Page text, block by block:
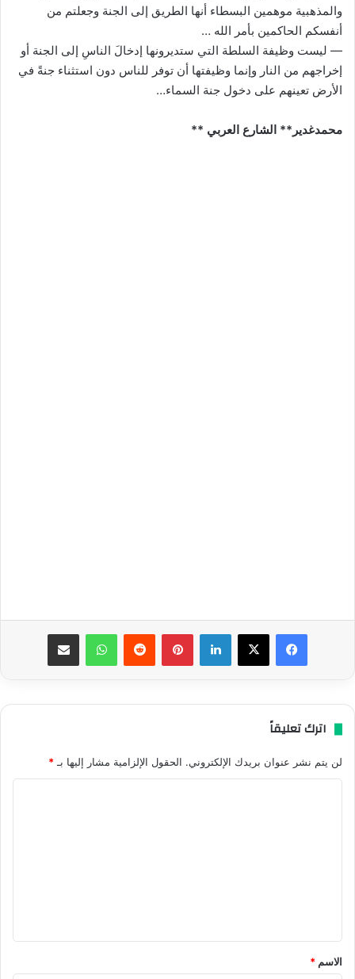
والمذهبية موهمين البسطاء أنها الطريق إلى الجنة وجعلتم من
أنفسكم الحاكمين بأمر الله …
— ليست وظيفة السلطة التي ستديرونها إدخالَ الناسِ إلى الجنة أو
إخراجهم من النار وإنما وظيفتها أن توفر للناس دون استثناء جنةً في
الأرض تعينهم على دخول جنة السماء…
محمدغدير** الشارع العربي **
فيسبوك ‫X لينكدإن بينتيريست واتساب مشاركة عبر البريد
اترك تعليقاً
لن يتم نشر عنوان بريدك الإلكتروني. الحقول الإلزامية مشار إليها بـ*
*
الاسم *